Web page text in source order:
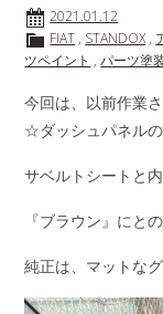
2021.01.12
FIAT , STANDOX,
ツペイント ,パーツ塗
今回は、以前作業
☆ダッシュパネルの
サベルトシートと
『ブラウン』にと
純正は、マットな